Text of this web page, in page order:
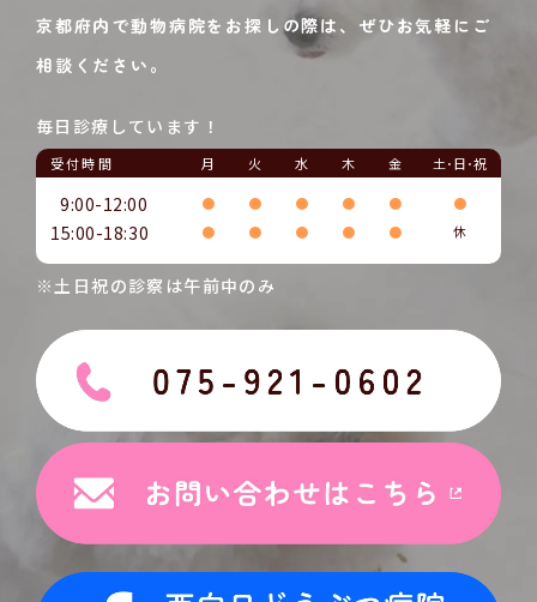
京都府内で動物病院をお探しの際は、ぜひお気軽にご
相談ください。
毎日診療しています！
受付時間 月 火 水 木 金 土･日･祝
9:00-12:00 ● ● ● ● ● ●
15:00-18:30 ● ● ● ● ● 休
※土日祝の診察は午前中のみ